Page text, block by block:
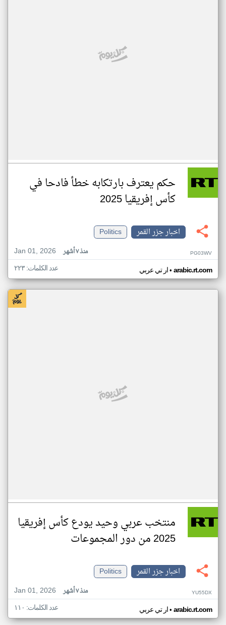
حكم يعترف بارتكابه خطأ فادحا في
كأس إفريقيا 2025
اخبار جزر القمر
Politics
Jan 01, 2026
منذ ٧ أشهر PG03WV
ار تي عربي• arabic.rt.com عدد الكلمات: ٢٢٣
منتخب عربي وحيد يودع كأس إفريقيا
2025 من دور المجموعات
اخبار جزر القمر
Politics
Jan 01, 2026
منذ ٧ أشهر YU55DX
ار تي عربي• arabic.rt.com عدد الكلمات: ١١٠